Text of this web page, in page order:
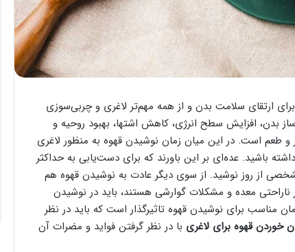
ارتقای سلامت بدن و از همه مهم‌تر لاغری و چربی‌سوزی
بدن، افزایش سطح انرژی، کاهش اشتها، بهبود روحیه و
است. در این میان زمان نوشیدن قهوه به منظور لاغری
باشید. عده‌ای بر این باورند که برای دست‌یابی به حداکثر
از روز نوشید. از سوی دیگر عادت به نوشیدن قهوه هم
معده و مشکلات گوارشی هستند، باید در نوشیدن
مناسب برای نوشیدن قهوه تاثیرگذار است که باید در نظر
خوردن قهوه برای لاغری با در نظر گرفتن فواید و مضرات آن